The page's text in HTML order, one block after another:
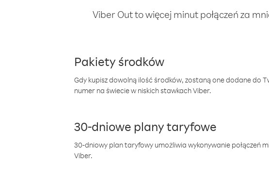
Viber Out to więcej minut połączeń za
Pakiety środków
Gdy kupisz dowolną ilość środków, zostaną one dodane do
numer na świecie w niskich stawkach Viber.
30-dniowe plany taryfowe
30-dniowy plan taryfowy umożliwia wykonywanie połączeń
Viber.